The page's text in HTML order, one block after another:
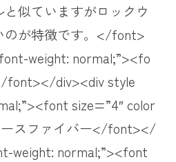
似ていますがロックウ
のが特徴です。</font>
weight: normal;”><fo
font></div><div style
size=”4″ color
スファイバー</font></
weight: normal;”><font